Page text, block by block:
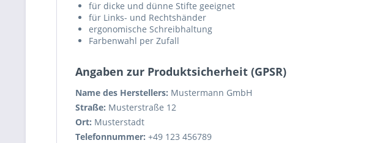
für dicke und dünne Stifte geeignet
für Links- und Rechtshänder
ergonomische Schreibhaltung
Farbenwahl per Zufall
Angaben zur Produktsicherheit (GPSR)
Name des Herstellers: Mustermann GmbH
Straße: Musterstraße 12
Ort: Musterstadt
Telefonnummer: +49 123 456789